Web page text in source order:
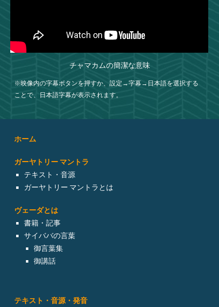
チャマカムの簡潔な意味
※映像内の字幕ボタンを押すか、設定→字幕→日本語を選択する
ことで、日本語字幕が表示されます。
ホーム
ガーヤトリー マントラ
テキスト・音源
ガーヤトリー マントラとは
ヴェーダとは
書籍・記事
サイババの言葉
御言葉集
御講話
テキスト・音源・発音